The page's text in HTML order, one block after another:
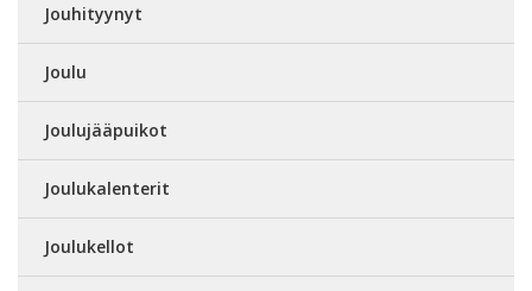
Jouhityynyt
Joulu
Joulujääpuikot
Joulukalenterit
Joulukellot